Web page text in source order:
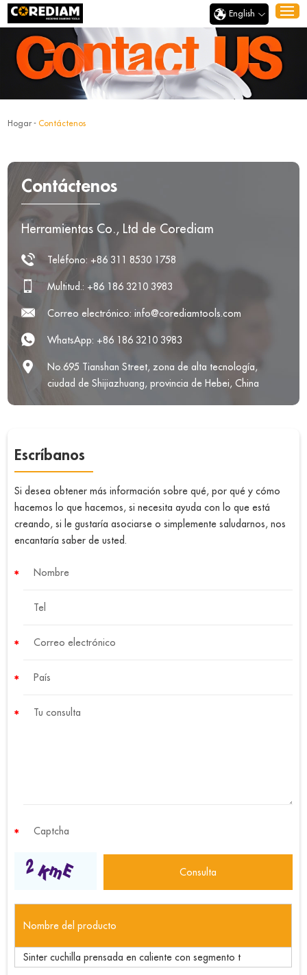
English
Hogar-Contáctenos
Contáctenos
Herramientas Co., Ltd de Corediam
Teléfono: +86 311 8530 1758
Multitud.: +86 186 3210 3983
Correo electrónico:info@corediamtools.com
WhatsApp: +86 186 3210 3983
No.695 Tianshan Street, zona de alta tecnología,
ciudad de Shijiazhuang, provincia de Hebei, China
Escríbanos
Si desea obtener más información sobre qué, por qué y cómo
hacemos lo que hacemos, si necesita ayuda con lo que está
creando, si le gustaría asociarse o simplemente saludarnos, nos
encantaría saber de usted.
Nombre del producto
Sinter cuchilla prensada en caliente con segmento t